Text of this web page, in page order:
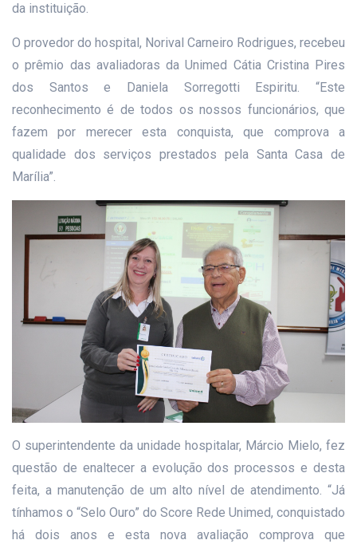
da instituição.
O provedor do hospital, Norival Carneiro Rodrigues, recebeu
o prêmio das avaliadoras da Unimed Cátia Cristina Pires
dos Santos e Daniela Sorregotti Espiritu. “Este
reconhecimento é de todos os nossos funcionários, que
fazem por merecer esta conquista, que comprova a
qualidade dos serviços prestados pela Santa Casa de
Marília”.
O superintendente da unidade hospitalar, Márcio Mielo, fez
questão de enaltecer a evolução dos processos e desta
feita, a manutenção de um alto nível de atendimento. “Já
tínhamos o “Selo Ouro” do Score Rede Unimed, conquistado
há dois anos e esta nova avaliação comprova que